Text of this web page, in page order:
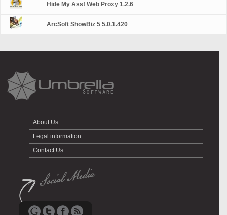
Hide My Ass! Web Proxy 1.2.6
ArcSoft ShowBiz 5 5.0.1.420
About Us
Legal information
Contact Us